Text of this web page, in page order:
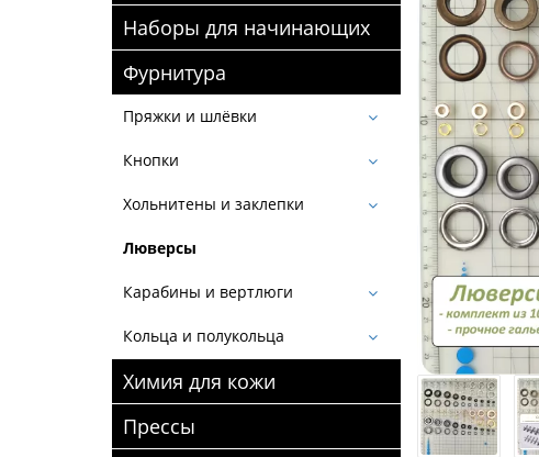
Наборы для начинающих
Фурнитура
Пряжки и шлёвки
Кнопки
Хольнитены и заклепки
Люверсы
Карабины и вертлюги
Кольца и полукольца
Химия для кожи
Прессы